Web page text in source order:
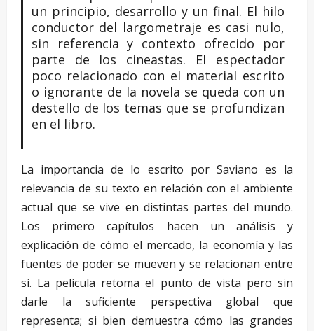
un principio, desarrollo y un final. El hilo
conductor del largometraje es casi nulo,
sin referencia y contexto ofrecido por
parte de los cineastas. El espectador
poco relacionado con el material escrito
o ignorante de la novela se queda con un
destello de los temas que se profundizan
en el libro.
La importancia de lo escrito por Saviano es la
relevancia de su texto en relación con el ambiente
actual que se vive en distintas partes del mundo.
Los primero capítulos hacen un análisis y
explicación de cómo el mercado, la economía y las
fuentes de poder se mueven y se relacionan entre
sí. La película retoma el punto de vista pero sin
darle la suficiente perspectiva global que
representa; si bien demuestra cómo las grandes